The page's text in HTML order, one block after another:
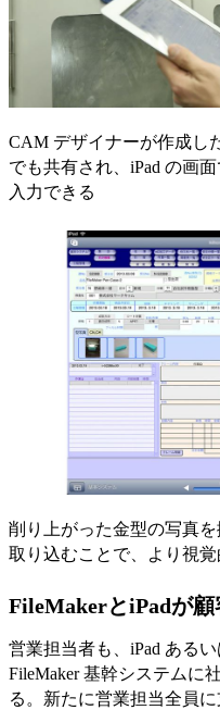
CAM デザイナーが作成し
でも共有され、iPad の画
入力できる
削り上がった金型の写真
取り込むことで、より視
FileMakerとiPadが
営業担当者も、iPad あるい
FileMaker 基幹システムに
る。新たに営業担当全員